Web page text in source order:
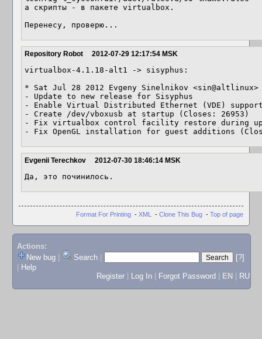
а скрипты - в пакете virtualbox.
Перенесу, проверю...
Repository Robot 2012-07-29 12:17:54 MSK
virtualbox-4.1.18-alt1 -> sisyphus:
* Sat Jul 28 2012 Evgeny Sinelnikov
- Update to new release for Sisyphus
- Enable Virtual Distributed Ethernet (VDE)
- Create /dev/vboxusb at startup (Closes: 26953)
- Fix virtualbox control facility restore during
- Fix OpenGL installation for guest additions
Evgenii Terechkov 2012-07-30 18:46:14 MSK
Да, это починилось.
Format For Printing - XML - Clone This Bug - Top of page
Actions:
New bug
Search
[?]
Help
Register
Log In Forgot Password EN RU